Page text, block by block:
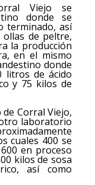
Viejo se
donde se
terminado, así
de peltre,
la producción
en el mismo
donde
litros de ácido
y 75 kilos de
Corral Viejo,
laboratorio
cuales 400 se
en proceso
kilos de sosa
así como